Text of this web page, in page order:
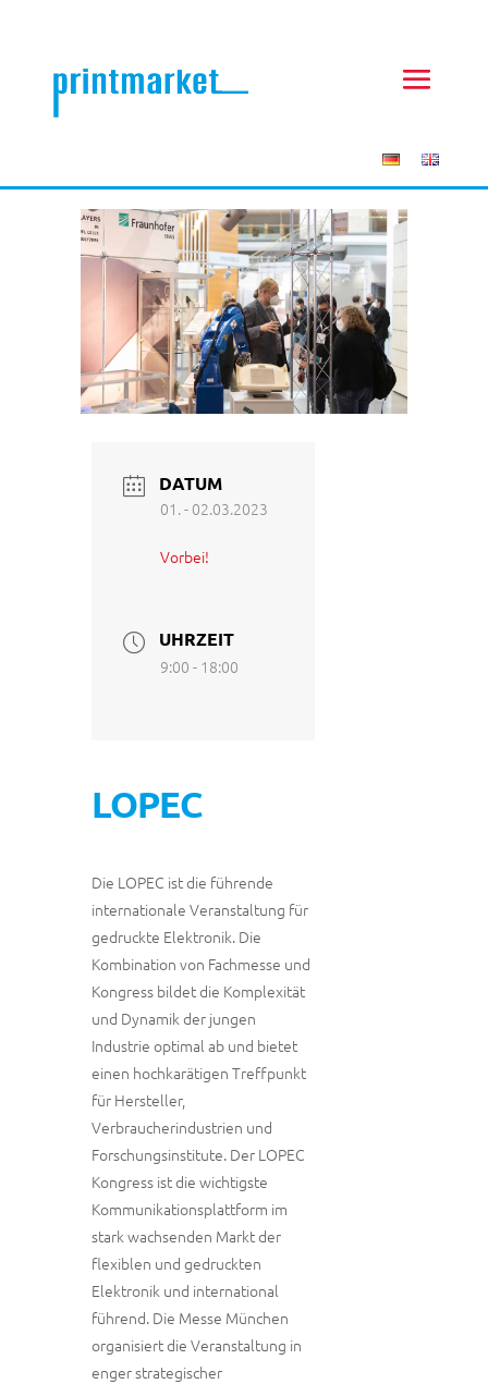
DATUM
01. - 02.03.2023
Vorbei!
UHRZEIT
9:00 - 18:00
LOPEC
Die LOPEC ist die führende
internationale Veranstaltung für
gedruckte Elektronik. Die
Kombination von Fachmesse und
Kongress bildet die Komplexität
und Dynamik der jungen
Industrie optimal ab und bietet
einen hochkarätigen Treffpunkt
für Hersteller,
Verbraucherindustrien und
Forschungsinstitute. Der LOPEC
Kongress ist die wichtigste
Kommunikationsplattform im
stark wachsenden Markt der
flexiblen und gedruckten
Elektronik und international
führend. Die Messe München
organisiert die Veranstaltung in
enger strategischer